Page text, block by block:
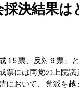
採決結果
15 票、反対 9 票」
票には両党の上院
において、党派を